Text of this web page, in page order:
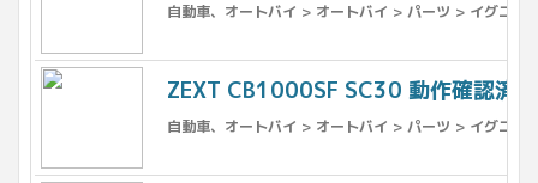
自動車、オートバイ > オートバイ > パーツ > イグニッ
ZEXT CB1000SF SC30 動作確認済
自動車、オートバイ > オートバイ > パーツ > イグニッ